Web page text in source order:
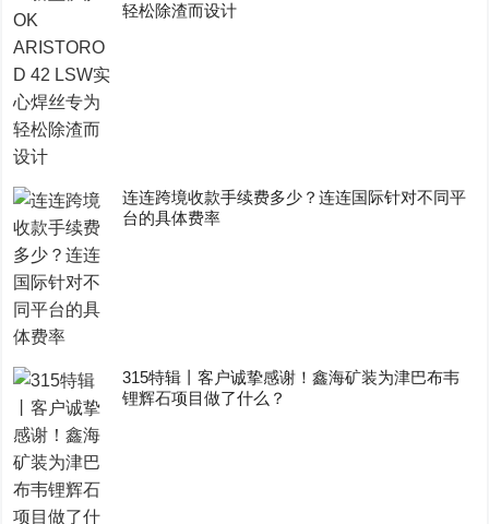
轻松除渣而设计
连连跨境收款手续费多少？连连国际针对不同平
台的具体费率
315特辑丨客户诚挚感谢！鑫海矿装为津巴布韦
锂辉石项目做了什么？